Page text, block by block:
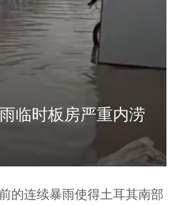
临时板房严重内涝
的连续暴雨使得土耳其南部